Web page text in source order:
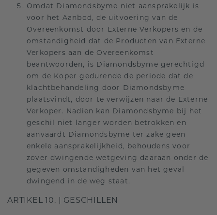
Omdat Diamondsbyme niet aansprakelijk is
voor het Aanbod, de uitvoering van de
Overeenkomst door Externe Verkopers en de
omstandigheid dat de Producten van Externe
Verkopers aan de Overeenkomst
beantwoorden, is Diamondsbyme gerechtigd
om de Koper gedurende de periode dat de
klachtbehandeling door Diamondsbyme
plaatsvindt, door te verwijzen naar de Externe
Verkoper. Nadien kan Diamondsbyme bij het
geschil niet langer worden betrokken en
aanvaardt Diamondsbyme ter zake geen
enkele aansprakelijkheid, behoudens voor
zover dwingende wetgeving daaraan onder de
gegeven omstandigheden van het geval
dwingend in de weg staat.
ARTIKEL 10. | GESCHILLEN